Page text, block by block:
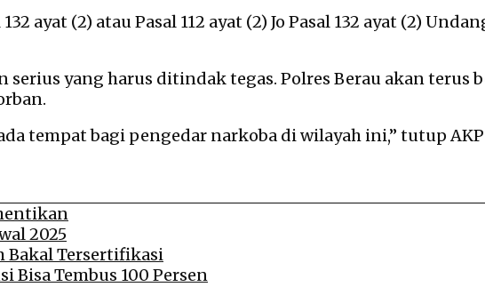
ayat (2) atau Pasal 112 ayat (2) Jo Pasal 132 ayat (2)
yang harus ditindak tegas. Polres Berau akan terus
tempat bagi pengedar narkoba di wilayah ini,” tutup AKP
2025
Bakal Tersertifikasi
Bisa Tembus 100 Persen